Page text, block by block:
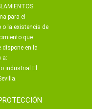
para el
la existencia de
que
dispone en la
a:
industrial El